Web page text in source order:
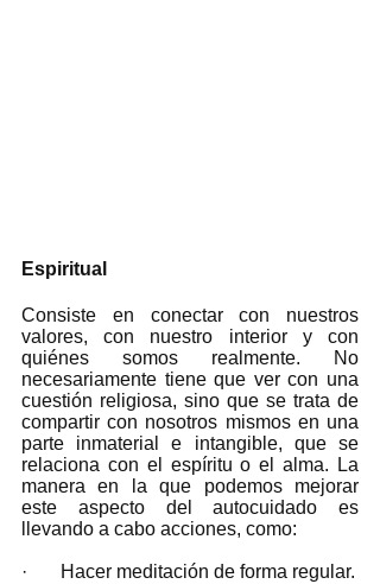
Espiritual
Consiste en conectar con nuestros
valores, con nuestro interior y con
quiénes somos realmente. No
necesariamente tiene que ver con una
cuestión religiosa, sino que se trata de
compartir con nosotros mismos en una
parte inmaterial e intangible, que se
relaciona con el espíritu o el alma. La
manera en la que podemos mejorar
este aspecto del autocuidado es
llevando a cabo acciones, como:
·       Hacer meditación de forma regular.